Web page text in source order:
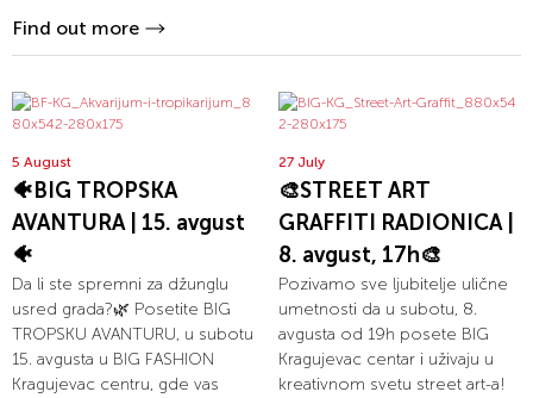
Find out more
5 August
🐠BIG TROPSKA
AVANTURA | 15. avgust
🐠
Da li ste spremni za džunglu
usred grada?🌿 Posetite BIG
TROPSKU AVANTURU, u subotu
15. avgusta u BIG FASHION
Kragujevac centru, gde vas
27 July
🎨STREET ART
GRAFFITI RADIONICA |
8. avgust, 17h🎨
Pozivamo sve ljubitelje ulične
umetnosti da u subotu, 8.
avgusta od 19h posete BIG
Kragujevac centar i uživaju u
kreativnom svetu street art-a!